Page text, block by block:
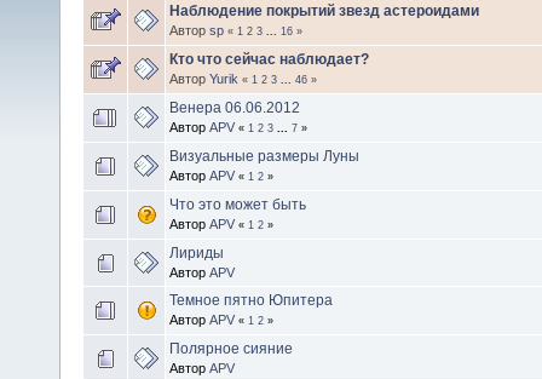
Наблюдение покрытий звезд астероидами
Автор sp « 1 2 3 16 »
Кто что сейчас наблюдает?
Автор Yurik « 1 2 3 46 »
Венера 06.06.2012
Автор APV « 1 2 3 7 »
Визуальные размеры Луны
Автор APV « 1 2 »
Что это может быть
Автор APV « 1 2 »
Лириды
Автор APV
Темное пятно Юпитера
Автор APV « 1 2 »
Полярное сияние
Автор APV